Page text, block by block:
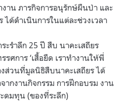
งาน ภารกิจการอนุรักษ์ผืนป่า และ
ด้ดำเนินการในแต่ละช่วงเวลา
ะรำลึก 25 ปี สืบ นาคะเสถียร
ศการ ‘เสื้อยืด เราทำงานให้พี่
งส่วนที่มูลนิธิสืบนาคะเสถียร ได้
ากงานกิจกรรม การฝึกอบรม งาน
ดมทุน (ของที่ระลึก)